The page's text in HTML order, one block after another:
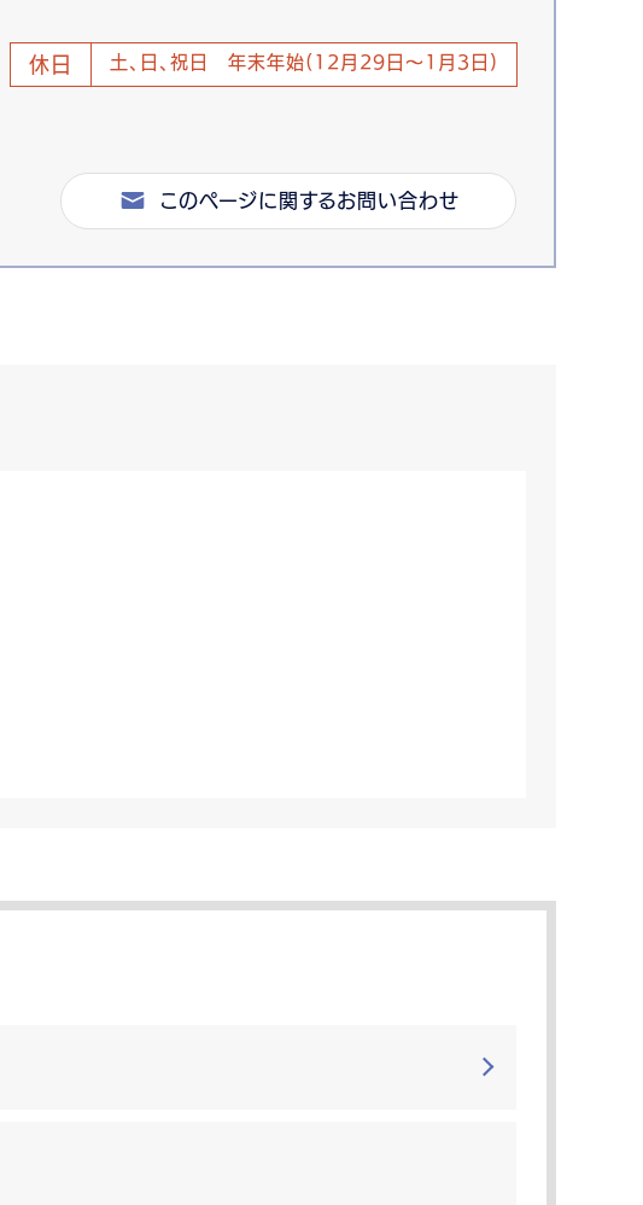
休日 土、日、祝日 年末年始(12月29日～1月3日)
このページに関するお問い合わせ